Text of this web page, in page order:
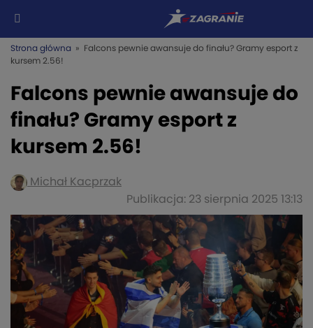
Strona główna » Falcons pewnie awansuje do finału? Gramy esport z
kursem 2.56!
Falcons pewnie awansuje do
finału? Gramy esport z
kursem 2.56!
Michał Kacprzak
Publikacja: 23 sierpnia 2025 13:13